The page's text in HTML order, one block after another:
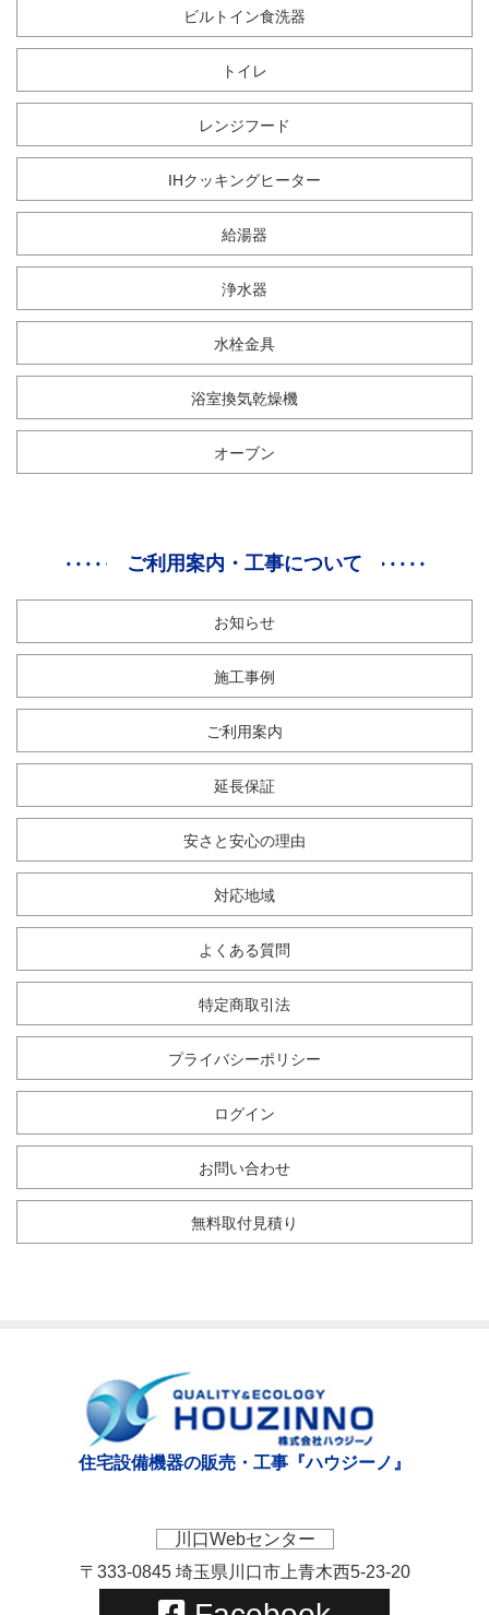
ビルトイン食洗器
トイレ
レンジフード
IHクッキングヒーター
給湯器
浄水器
水栓金具
浴室換気乾燥機
オーブン
ご利用案内・工事について
お知らせ
施工事例
ご利用案内
延長保証
安さと安心の理由
対応地域
よくある質問
特定商取引法
プライバシーポリシー
ログイン
お問い合わせ
無料取付見積り
住宅設備機器の販売・工事『ハウジーノ』
川口Webセンター
〒333-0845 埼玉県川口市上青木西5-23-20